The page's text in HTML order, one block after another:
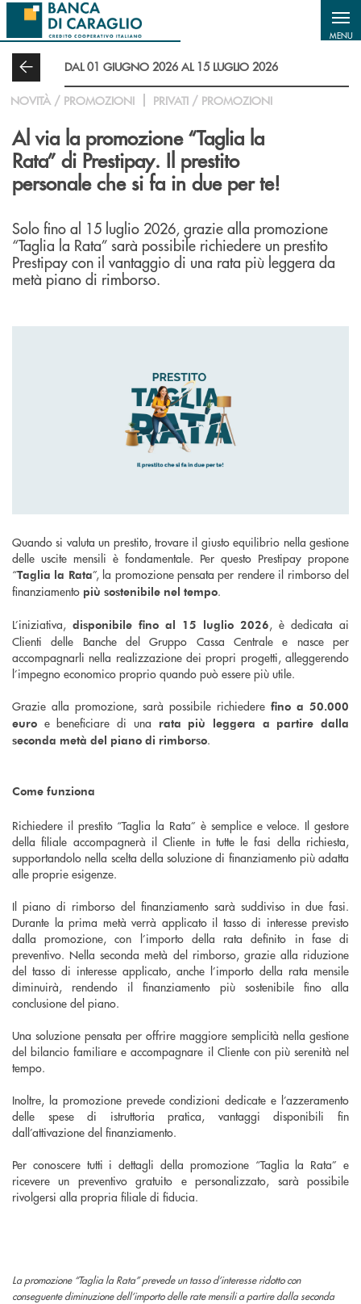
Salta al contenuto principale
MENU
DAL 01 GIUGNO 2026 AL 15 LUGLIO 2026
NOVITÀ / PROMOZIONI PRIVATI / PROMOZIONI
Al via la promozione “Taglia la
Rata” di Prestipay. Il prestito
personale che si fa in due per te!
Solo fino al 15 luglio 2026, grazie alla promozione
“Taglia la Rata” sarà possibile richiedere un prestito
Prestipay con il vantaggio di una rata più leggera da
metà piano di rimborso.
Quando si valuta un prestito, trovare il giusto equilibrio nella gestione
delle uscite mensili è fondamentale. Per questo Prestipay propone
“Taglia la Rata”, la promozione pensata per rendere il rimborso del
finanziamento più sostenibile nel tempo.
L’iniziativa, disponibile fino al 15 luglio 2026, è dedicata ai
Clienti delle Banche del Gruppo Cassa Centrale e nasce per
accompagnarli nella realizzazione dei propri progetti, alleggerendo
l’impegno economico proprio quando può essere più utile.
Grazie alla promozione, sarà possibile richiedere fino a 50.000
euro e beneficiare di una rata più leggera a partire dalla
seconda metà del piano di rimborso.
Come funziona
Richiedere il prestito “Taglia la Rata” è semplice e veloce. Il gestore
della filiale accompagnerà il Cliente in tutte le fasi della richiesta,
supportandolo nella scelta della soluzione di finanziamento più adatta
alle proprie esigenze.
Il piano di rimborso del finanziamento sarà suddiviso in due fasi.
Durante la prima metà verrà applicato il tasso di interesse previsto
dalla promozione, con l’importo della rata definito in fase di
preventivo. Nella seconda metà del rimborso, grazie alla riduzione
del tasso di interesse applicato, anche l’importo della rata mensile
diminuirà, rendendo il finanziamento più sostenibile fino alla
conclusione del piano.
Una soluzione pensata per offrire maggiore semplicità nella gestione
del bilancio familiare e accompagnare il Cliente con più serenità nel
tempo.
Inoltre, la promozione prevede condizioni dedicate e l’azzeramento
delle spese di istruttoria pratica, vantaggi disponibili fin
dall’attivazione del finanziamento.
Per conoscere tutti i dettagli della promozione “Taglia la Rata” e
ricevere un preventivo gratuito e personalizzato, sarà possibile
rivolgersi alla propria filiale di fiducia.
La promozione “Taglia la Rata” prevede un tasso d’interesse ridotto con
conseguente diminuzione dell’importo delle rate mensili a partire dalla seconda